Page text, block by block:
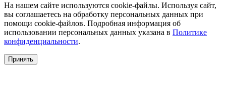
На нашем сайте используются cookie-файлы. Используя сайт,
вы соглашаетесь на обработку персональных данных при
помощи cookie-файлов. Подробная информация об
использовании персональных данных указана в Политике
конфиденциальности.
Принять